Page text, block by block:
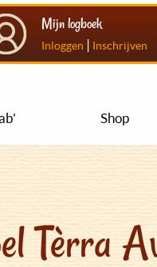
Mijn logboek
Inloggen | Inschrijven
Shop
Tèrra